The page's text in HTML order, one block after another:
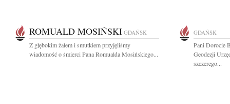
ROMUALD MOSIŃSKI GDAŃSK
Z głębokim żalem i smutkiem przyjęliśmy
wiadomość o śmierci Pana Romualda Mosińskiego...
GDAŃSK
Pani Dorocie
Geodezji
szczerego...